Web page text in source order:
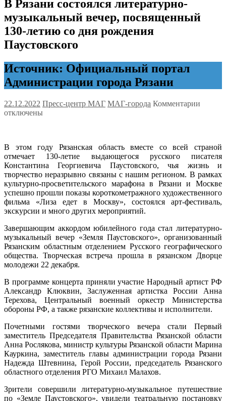
В Рязани состоялся литературно-
музыкальный вечер, посвященный
130-летию со дня рождения
Паустовского
Источник: Официальный портал
Администрации города Рязани
22.12.2022 Пресс-центр МАГ МАГ-города Комментарии
вечер,
130-
летию
со
отключены
В этом году Рязанская область вместе со всей страной
отмечает 130-летие выдающегося русского писателя
Константина Георгиевича Паустовского, чья жизнь и
творчество неразрывно связаны с нашим регионом. В рамках
культурно-просветительского марафона в Рязани и Москве
успешно прошли показы короткометражного художественного
фильма «Лиза едет в Москву», состоялся арт-фестиваль,
экскурсии и много других мероприятий.
Завершающим аккордом юбилейного года стал литературно-
музыкальный вечер «Земля Паустовского», организованный
Рязанским областным отделением Русского географического
общества. Творческая встреча прошла в рязанском Дворце
молодежи 22 декабря.
В программе концерта приняли участие Народный артист РФ
Александр Клюквин, Заслуженная артистка России Анна
Терехова, Центральный военный оркестр Министерства
обороны РФ, а также рязанские коллективы и исполнители.
Почетными гостями творческого вечера стали Первый
заместитель Председателя Правительства Рязанской области
Анна Рослякова, министр культуры Рязанской области Марина
Кауркина, заместитель главы администрации города Рязани
Надежда Штевнина, Герой России, председатель Рязанского
областного отделения РГО Михаил Малахов.
Зрители совершили литературно-музыкальное путешествие
по «Земле Паустовского», увидели театральную постановку